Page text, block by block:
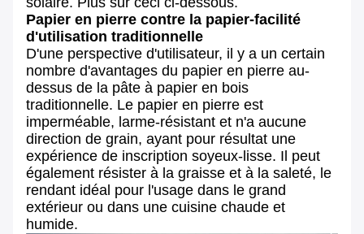
Papier en pierre contre la papier-facilité
d'utilisation traditionnelle
D'une perspective d'utilisateur, il y a un certain
nombre d'avantages du papier en pierre au-
dessus de la pâte à papier en bois
traditionnelle. Le papier en pierre est
imperméable, larme-résistant et n'a aucune
direction de grain, ayant pour résultat une
expérience de inscription soyeux-lisse. Il peut
également résister à la graisse et à la saleté, le
rendant idéal pour l'usage dans le grand
extérieur ou dans une cuisine chaude et
humide.